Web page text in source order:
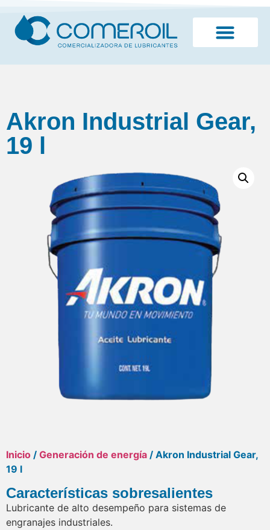
Akron Industrial Gear,
19 l
Inicio / Generación de energía / Akron Industrial Gear,
19 l
Características sobresalientes
Lubricante de alto desempeño para sistemas de
engranajes industriales.